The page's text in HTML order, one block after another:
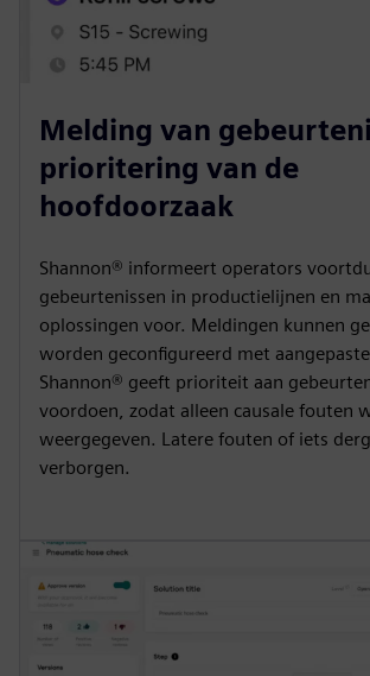
Melding van
prioritering van de
hoofdoorzaak
Shannon® informeert operators
gebeurtenissen in productielijnen en
oplossingen voor. Meldingen kunnen
worden geconfigureerd met
Shannon® geeft prioriteit aan
voordoen, zodat alleen causale fouten
weergegeven. Latere fouten of iets
verborgen.